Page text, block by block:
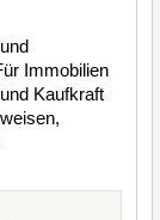
Immobilien
Kaufkraft